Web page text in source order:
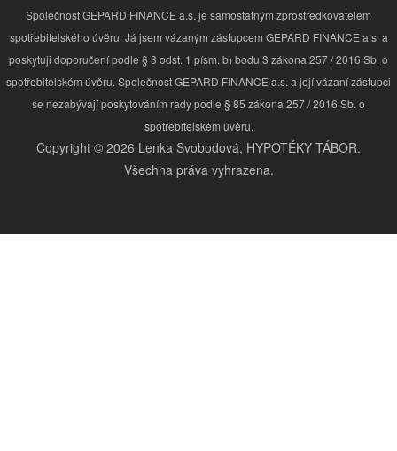
Společnost GEPARD FINANCE a.s. je samostatným zprostředkovatelem
spotřebitelského úvěru. Já jsem vázaným zástupcem GEPARD FINANCE a.s. a
poskytuji doporučení podle § 3 odst. 1 písm. b) bodu 3 zákona 257 / 2016 Sb. o
spotřebitelském úvěru. Společnost GEPARD FINANCE a.s. a její vázaní zástupci
se nezabývají poskytováním rady podle § 85 zákona 257 / 2016 Sb. o
spotřebitelském úvěru.
Copyright © 2026 Lenka Svobodová, HYPOTÉKY TÁBOR.
Všechna práva vyhrazena.